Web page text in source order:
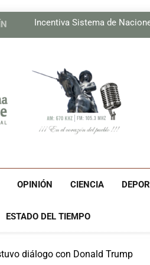
Incentiva Sistema de
Incentiva Sistema de
Tres cubanos ya
OPINIÓN CIENCIA
ESTADO DEL TIEMPO
diálogo con Donald Trump